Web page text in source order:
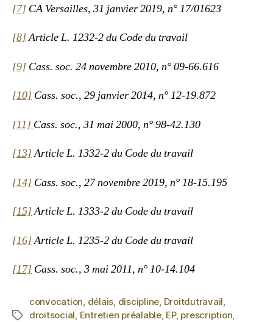
[7] CA Versailles, 31 janvier 2019, n° 17/01623
[8]Article L. 1232-2 du Code du travail
[9] Cass. soc. 24 novembre 2010, n° 09-66.616
[10] Cass. soc., 29 janvier 2014, n° 12-19.872
[11] Cass. soc., 31 mai 2000, n° 98-42.130
[13] Article L. 1332-2 du Code du travail
[14] Cass. soc., 27 novembre 2019, n° 18-15.195
[15]Article L. 1333-2 du Code du travail
[16]Article L. 1235-2 du Code du travail
[17] Cass. soc., 3 mai 2011, n° 10-14.104
convocation, délais, discipline, Droitdutravail,
droitsocial, Entretien préalable, EP, prescription,